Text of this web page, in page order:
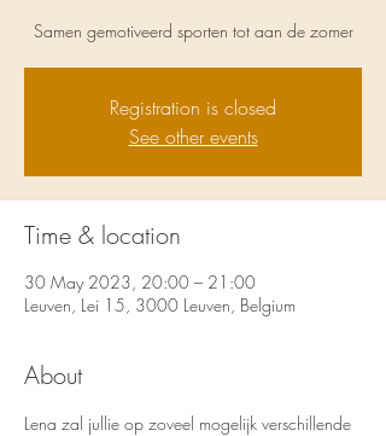
Samen gemotiveerd sporten tot aan de zomer
Registration is closed
See other events
Time & location
30 May 2023, 20:00 – 21:00
Leuven, Lei 15, 3000 Leuven, Belgium
About
Lena zal jullie op zoveel mogelijk verschillende